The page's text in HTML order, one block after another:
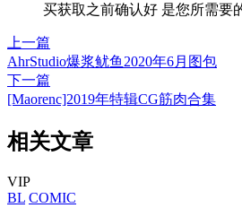
买获取之前确认好 是您所需要
上一篇
AhrStudio爆浆鱿鱼2020年6月图包
下一篇
[Maorenc]2019年特辑CG筋肉合集
相关文章
VIP
BL COMIC